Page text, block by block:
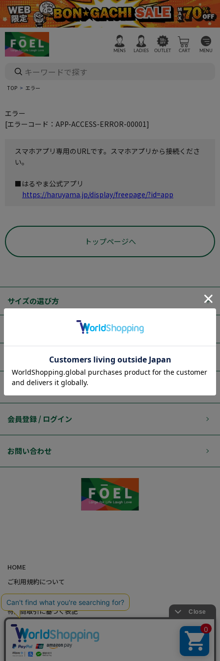
MENS LADIES OUTLET CART MENU
TOP エラー
エラー
[エラーコード：APP-ACCESS-ERROR-00001]
スマホアプリ専用のURLです。スマホアプリから接続くださ
い。
■はるやま公式アプリ
https://haruyama.jp/display/freepage/?id=app
トップページへ
サイズの選び方
はるやまブランド
店舗検索
会員登録 / ログイン
お問い合わせ
HOME
ご利用規約について
個人情報の取り扱いについて
特定商取引に基づく表記
会社概要
カード会員（情報変更/ポイント照会）
お問い合わせ